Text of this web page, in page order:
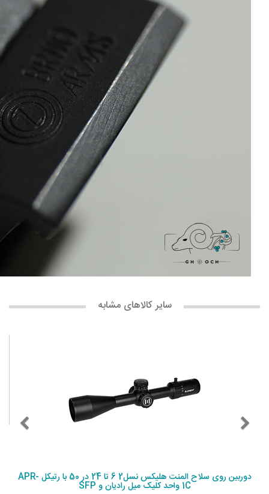
سایر کالاهای مشابه
دوربین روی سلاح المنت هلیکس نسل2 6 تا 24 در 50 با رتیکل APR-
1C واحد کلیک میل رادیان و SFP